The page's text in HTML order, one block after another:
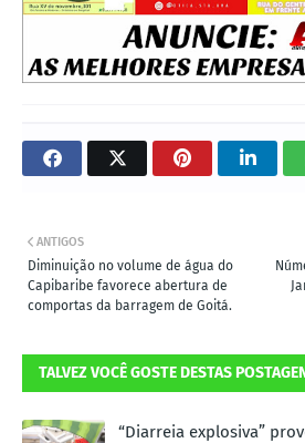
ANTIGOS
Diminuição no volume de água do
Capibaribe favorece abertura de
comportas da barragem de Goitá.
TALVEZ VOCÊ GOSTE DESTAS
“Diarreia explosiva”